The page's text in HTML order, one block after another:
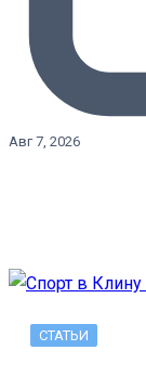
Авг 7, 2026
СТАТЬИ